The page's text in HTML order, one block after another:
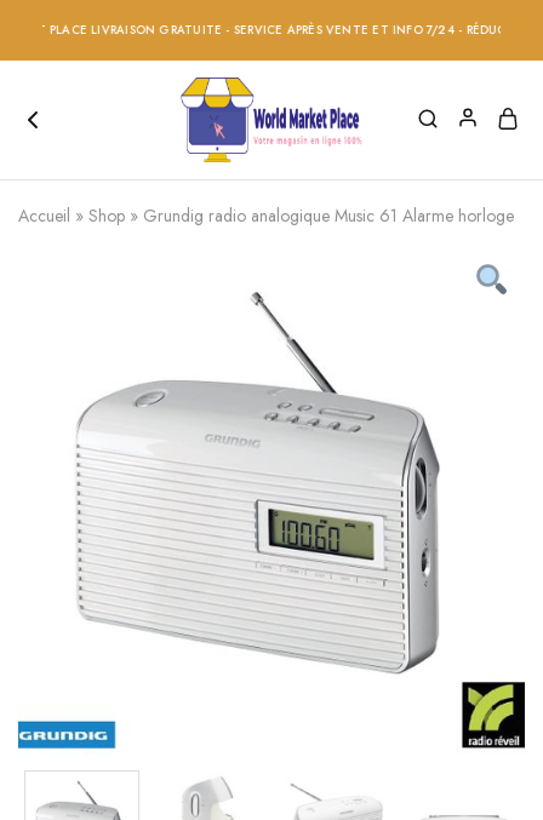
PLACE LIVRAISON GRATUITE - SERVICE APRÈS VENTE ET INFO 7/24 - RÉDUCTION
Accueil » Shop » Grundig radio analogique Music 61 Alarme horloge